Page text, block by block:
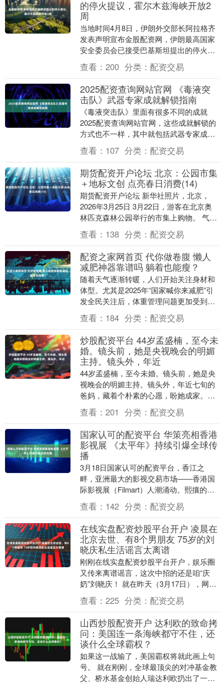
的停火提议，霍尔木兹海峡开放2
周
当地时间4月8日，伊朗外交部长阿拉格齐
发表声明宣布金股配资网，伊朗最高国家
安全委员会已接受巴基斯坦提出的停火提
议。 声明表示，应巴基斯坦总理夏巴兹提
出的请求，同....
查看： 200 分类： 配资交易
2025配资查询网站官网 《毒液突
击队》武器专家成就解锁指南
《毒液突击队》里面有很多不同的成就
2025配资查询网站官网，这些成就解锁的
方式也不一样，其中就包括武器专家成
就，如果玩家想要解锁这些成就则需要在
游戏开始后使用至....
查看： 107 分类： 配资交易
期货配资开户论坛 北京：公园市集
＋地标文创 点亮春日消费(14)
期货配资开户论坛 新华社照片，北京，
2026年3月25日 3月22日，游客在北京奥
林匹克森林公园举行的市集上购物。 气温
回暖，京城春游消费持续升温。北京多处
公园....
查看： 138 分类： 配资交易
配资之家网首页 代你做卷腹 懒人
减肥神器靠谱吗 躺着也能瘦？
随着天气逐渐转暖，人们开始关注身材和
体型。尤其是2025年“国家喊你来减肥”引
发全民关注后，体重管理问题更加受到重
视。除了各种减肥方法配资之家网首页，
互联网上还....
查看： 184 分类： 配资交易
炒股配资平台 44岁孟盛楠，至今未
婚。镜头前，她是央视晚会的明媚
主持。镜头外，年近
44岁孟盛楠，至今未婚。镜头前，她是央
视晚会的明媚主持。镜头外，年近七旬的
爸妈，藏着个朴素的心愿，盼她成家。父
亲是转业军人，原想让她考铁路院校，求
个安稳铁饭碗。....
查看： 201 分类： 配资交易
国家认可的配资平台 华策亮相香港
影视展 《太平年》持续引爆全球传
播
3月18日国家认可的配资平台，香江之
畔，亚洲最大的影视交易市场——香港国
际影视展（Filmart）人潮涌动。熙攘的展
馆中，华策集团展台前不同肤色的面孔被
屏幕上流....
查看： 142 分类： 配资交易
在线实盘配资炒股平台开户 凌晨在
北京去世、有8个男朋友 75岁的刘
晓庆私生活谣言太离谱
刚刚在线实盘配资炒股平台开户，娱乐圈
又传来离谱谣言，这次中招的还是咱“庆
奶”刘晓庆！ 就在昨天（3月17日），网络
上突然疯传一则消息，说75岁的刘晓庆凌
晨在北京....
查看： 225 分类： 配资交易
山西炒股配资开户 达利欧的致命拷
问：美国连一条海峡都守不住，还
谈什么全球霸权？
如果这一战输了，美国霸权将就此画上句
号。 就在刚刚，全球最顶尖的对冲基金教
父、桥水基金创始人瑞达利欧扔出了一颗